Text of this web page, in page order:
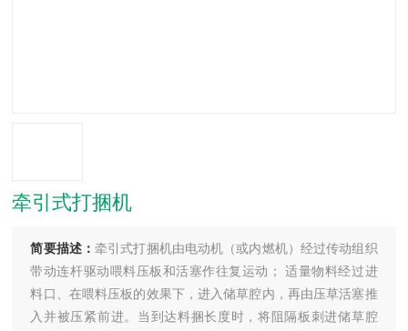
牵引式打捆机
简要描述：牵引式打捆机由电动机（或内燃机）经过传动组织
带动连杆驱动喂料压板和活塞作往复运动； 适量物料经过进
料口、在喂料压板的效果下，进入储草腔内，再由压草活塞推
入并被压紧前进。当到达料捆长度时，将阻隔板刺进储草腔